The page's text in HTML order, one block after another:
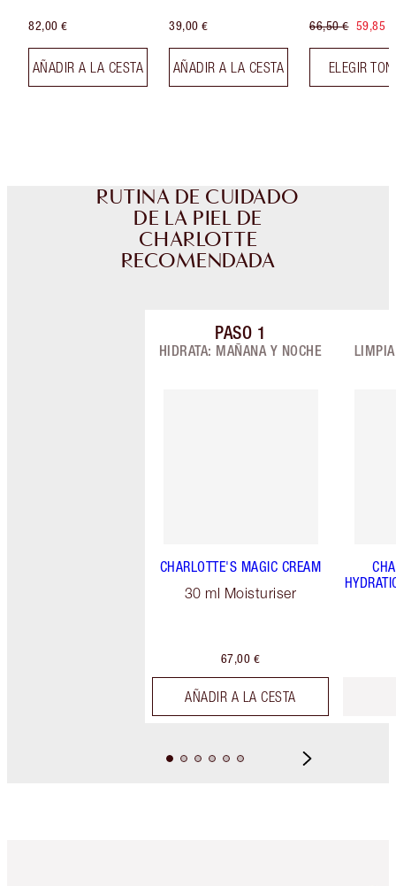
82,00 €
AÑADIR A LA CESTA
39,00 €
AÑADIR A LA CESTA
66,50 € 59,85 €
ELEGIR
RUTINA DE CUIDADO
DE LA PIEL DE
CHARLOTTE
RECOMENDADA
Artículo 1 de 9
PASO 1
HIDRATA: MAÑANA Y NOCHE
CHARLOTTE'S MAGIC CREAM
30 ml Moisturiser
67,00 €
AÑADIR A LA CESTA